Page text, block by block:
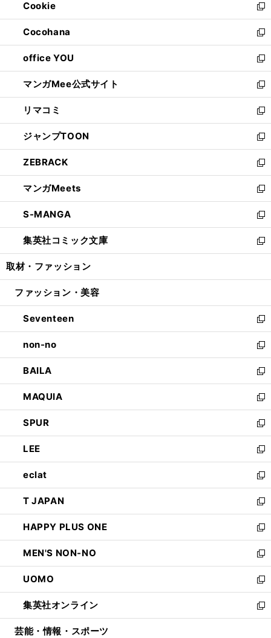
く
で
開
く
ド
ウ
で
開
く
ィ
ン
ド
ウ
で
開
く
Cookie
新
し
い
ウ
ィ
ン
ド
ウ
で
開
く
Cocohana
新
し
い
ウ
ィ
ン
ド
ウ
で
開
く
office YOU
新
し
い
ウ
ィ
ン
ド
ウ
で
開
く
マンガMee公式サイト
新
し
い
ウ
ィ
ン
ド
ウ
で
開
く
リマコミ
新
し
い
ウ
ィ
ン
ド
ウ
で
開
く
ジャンプTOON
新
し
い
ウ
ィ
ン
ド
ウ
で
開
ZEBRACK
新
し
い
ウ
ィ
ン
ド
ウ
開
マンガMeets
新
し
い
ウ
ィ
ン
ウ
開
く
S-MANGA
新
し
い
ウ
ン
ウ
で
開
く
集英社コミック文庫
新
し
ウ
ン
ド
ウ
で
開
く
取材・ファッション
ファッション・美容
Seventeen
新
し
い
ウ
ィ
ン
ド
ウ
で
開
く
non-no
新
し
い
ウ
ィ
ン
ド
ウ
で
開
く
BAILA
新
し
い
ウ
ィ
ン
ド
ウ
で
開
く
MAQUIA
新
し
い
ウ
ィ
ン
ド
ウ
で
開
く
SPUR
新
し
い
ウ
ィ
ン
ド
ウ
で
開
く
LEE
新
し
い
ウ
ィ
ン
ド
ウ
で
開
く
eclat
新
し
い
ウ
ィ
ン
ド
ウ
で
開
く
T JAPAN
新
し
い
ウ
ィ
ン
ド
ウ
で
開
HAPPY PLUS ONE
新
し
い
ウ
ィ
ン
ド
ウ
MEN'S NON-NO
新
し
い
ウ
ィ
ン
UOMO
新
し
い
ウ
集英社オンライン
新
し
芸能・情報・スポーツ